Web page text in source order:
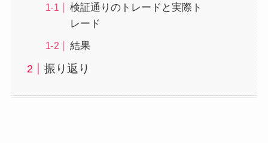
検証通りのトレードと実際ト
レード
結果
振り返り